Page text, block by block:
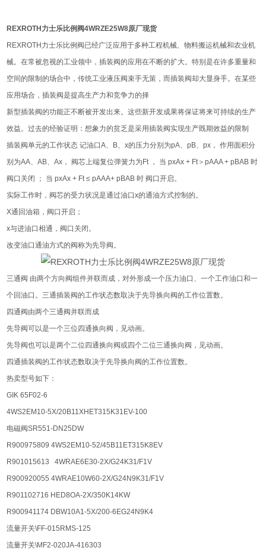
REXROTH力士乐比例阀4WRZE25W8原厂现货
REXROTH力士乐比例阀已经广泛应用于多种工程机械、物料搬运机械和农业机
械。在常被忽视的工业领中，插装阀的应用在不断的扩大。特别是在许多重量和
空间的限制的场合中，传统工业液压阀束手无策，而插装阀却大显身手。在某些
应用场合，插装阀是提高生产力和竞争力的择
新型插装阀的功能正不断被开发出来。这些新开发成果将保证将来可持续的生产
效益。过去的经验证明：想象力的贫乏是采用插装阀实现生产既期效益的限制
插装阀单元的工作状态 记油口A、B、x的压力分别为pA、pB、px， 作用面积分
别为AA、AB、Ax， 阀芯上端复位弹簧力为Ft ， 当 pxAx + Ft＞pAAA + pBAB 时
阀口关闭 ； 当 pxAx + Ft ≤ pAAA+ pBAB 时 阀口开启。
实际工作时，阀芯的受力状况是通过油口x的通油方式控制的。
X通回油箱，阀口开启；
x与进油口相通，阀口关闭。
改变油口通油方式的阀称为先导阀。
三通阀 由两个方向阀组件并联而成，对外形成一个压力油口、一个工作油口和一
个回油口。三通插装阀的工作状态数取决于先导换向阀的工作位置数。
四通阀由两个三通阀并联而成
先导阀可以是一个三位四通换向阀，见动画。
先导阀也可以是两个二位四通换向阀或四个二位三通换向阀，见动画。
四通插装阀的工作状态数取决于先导换向阀的工作位置数。
热卖型号如下：
GIK 65F02-6
4WS2EM10-5X/20B11XHET315K31EV-100
电磁阀SR551-DN25DW
R900975809 4WS2EM10-52/45B11ET315K8EV
R901015613 4WRAE6E30-2X/G24K31/F1V
R900920055 4WRAE10W60-2X/G24N9K31/F1V
R901102716 HED8OA-2X/350K14KW
R900941174 DBW10A1-5X/200-6EG24N9K4
流量开关\FF-015RMS-125
流量开关\MF2-020JA-416303